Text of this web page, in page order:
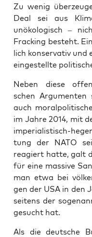
Zu wenig
Deal sei aus
unöko­lo­gisch –
Frack­ing besteht.
lich kon­ser­va­tiv und
ein­ge­stell­te
Neben die­se
schen
auch
im Jah­re 2014, mit
impe­ria­lis­tisch-
tung der NATO
reagiert hat­te, galt
für eine mas­si­ve
man etwa bei
gen der USA in den
sei­tens der
gesucht hat.
Als die deut­sche